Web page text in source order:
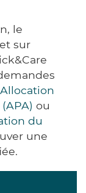
le
sur
ou
du
une